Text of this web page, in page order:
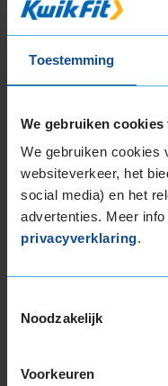
Toestemming
We gebruiken
We gebruiken cookies
websiteverkeer, het
social media) en het
advertenties. Meer
privacyverklaring.
Noodzakelijk
Voorkeuren
245/45R18 100Y
19-inch banden
225/40R19 93W
235/35R19 91Y
235/35R19 91Y
235/35R19 91Y
245/50R19 105Y